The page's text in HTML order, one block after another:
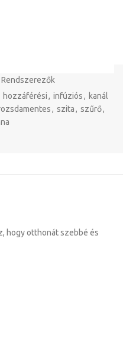
Rendszerezők
hozzáférési, infúziós, kanál
, szita, szűrő,
hogy otthonát szebbé és